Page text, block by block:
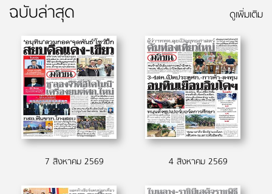
ฉบับล่าสุด ดูเพิ่มเติม
7 สิงหาคม 2569 4 สิงหาคม 2569